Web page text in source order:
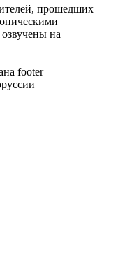
прошедших
на